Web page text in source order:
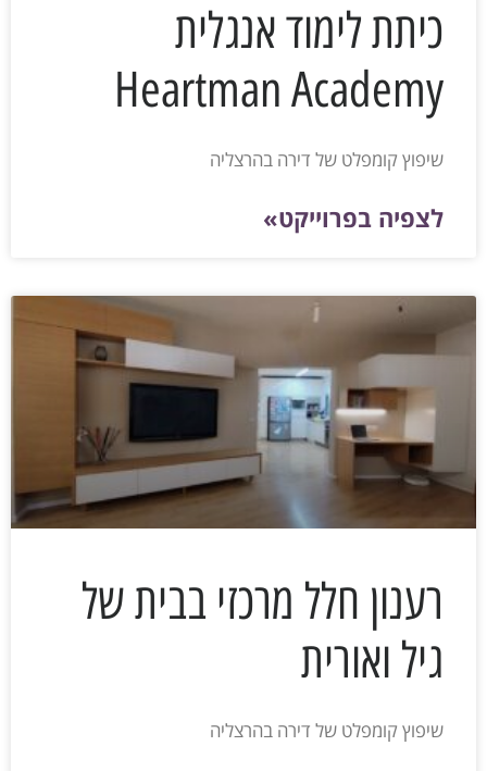
כיתת לימוד אנגלית
Heartman Academy
שיפוץ קומפלט של דירה בהרצליה
לצפיה בפרוייקט»
רענון חלל מרכזי בבית של
גיל ואורית
שיפוץ קומפלט של דירה בהרצליה